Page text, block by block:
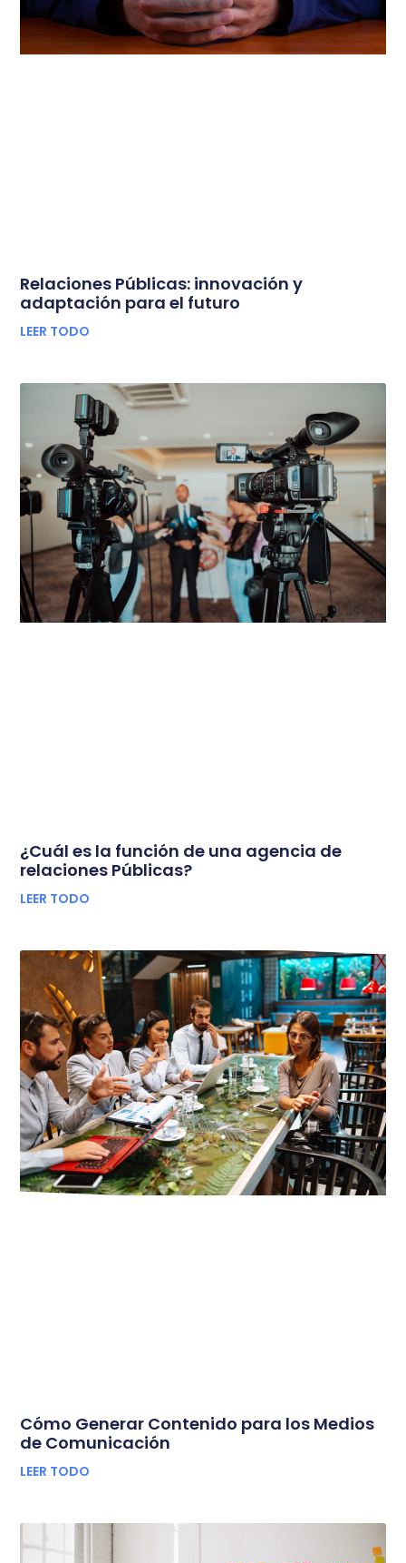
Relaciones Públicas: innovación y
adaptación para el futuro
LEER TODO
¿Cuál es la función de una agencia de
relaciones Públicas?
LEER TODO
Cómo Generar Contenido para los Medios
de Comunicación
LEER TODO